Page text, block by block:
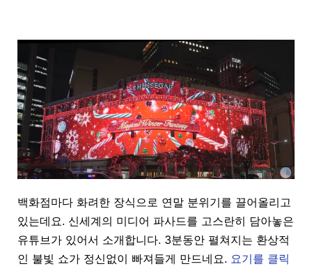
백화점마다 화려한 장식으로 연말 분위기를 끌어올리고
있는데요. 신세계의 미디어 파사드를 고스란히 담아놓은
유튜브가 있어서 소개합니다. 3분동안 펼쳐지는 환상적
인 불빛 쇼가 정신없이 빠져들게 만드네요. 요기를 클릭